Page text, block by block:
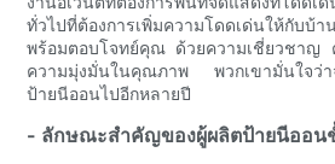
ทั่วไปที่ต้องการเพิ่มความโดดเด่นให้กับ
พร้อมตอบโจทย์คุณ ด้วยความเชี่ยวชาญ
ความมุ่งมั่นในคุณภาพ พวกเขามั่นใจว่าจ
ป้ายนีออนไปอีกหลายปี
- ลักษณะสำคัญของผู้ผลิตป้ายนีออน